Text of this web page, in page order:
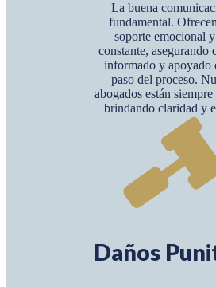
La buena
fundamental.
soporte emocional
constante, asegurando
informado y apoyado
paso del proceso.
abogados están
brindando claridad y
Daños